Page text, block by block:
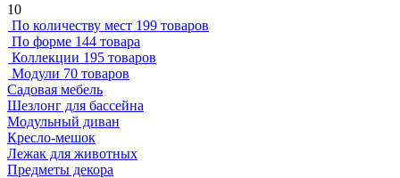
10
По количеству мест 199 товаров
По форме 144 товара
Коллекции 195 товаров
Модули 70 товаров
Садовая мебель
Шезлонг для бассейна
Модульный диван
Кресло-мешок
Лежак для животных
Предметы декора